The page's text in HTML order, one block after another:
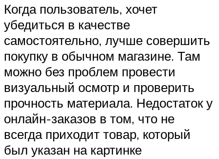
Когда пользователь, хочет
убедиться в качестве
самостоятельно, лучше совершить
покупку в обычном магазине. Там
можно без проблем провести
визуальный осмотр и проверить
прочность материала. Недостаток у
онлайн-заказов в том, что не
всегда приходит товар, который
был указан на картинке